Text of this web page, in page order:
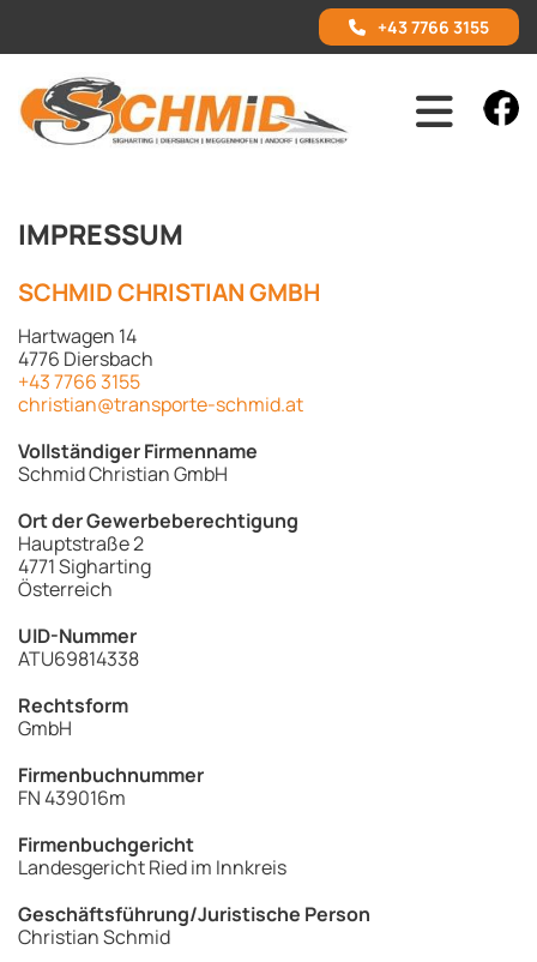
+43 7766 3155
IMPRESSUM
SCHMID CHRISTIAN GMBH
Hartwagen 14
4776 Diersbach
+43 7766 3155
christian@transporte-schmid.at
Vollständiger Firmenname
Schmid Christian GmbH
Ort der Gewerbeberechtigung
Hauptstraße 2
4771 Sigharting
Österreich
UID-Nummer
ATU69814338
Rechtsform
GmbH
Firmenbuchnummer
FN 439016m
Firmenbuchgericht
Landesgericht Ried im Innkreis
Geschäftsführung/Juristische Person
Christian Schmid